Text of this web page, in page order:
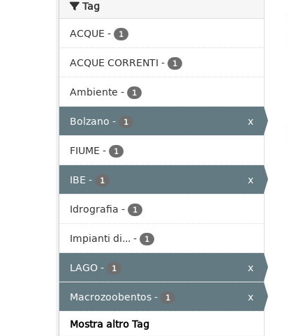
Tag
ACQUE - 1
ACQUE CORRENTI - 1
Ambiente - 1
Bolzano - 1
x
FIUME - 1
IBE - 1
x
Idrografia - 1
Impianti di... - 1
LAGO- 1
x
Macrozoobentos- 1
x
Mostra altro Tag